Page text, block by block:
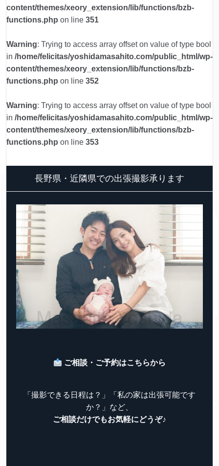
content/themes/xeory_extension/lib/functions/bzb-
functions.php on line 351
Warning: Trying to access array offset on value of type bool
in /home/felicitas/yoshidamasahito.com/public_html/wp-
content/themes/xeory_extension/lib/functions/bzb-
functions.php on line 352
Warning: Trying to access array offset on value of type bool
in /home/felicitas/yoshidamasahito.com/public_html/wp-
content/themes/xeory_extension/lib/functions/bzb-
functions.php on line 353
長野県・近隣県での出張撮影承ります
ご相談・ご予約はこちらから
「撮影できる日程は？」「私の家は出張可能です
か？」など、
ご相談だけでもお気軽にどうぞ♪